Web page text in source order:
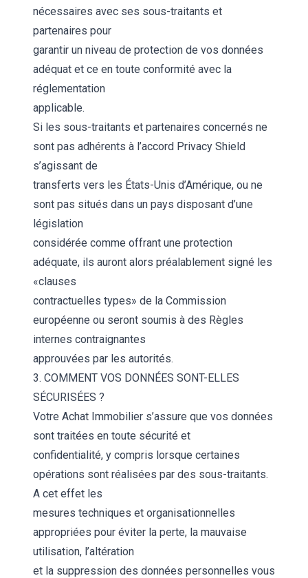
nécessaires avec ses sous-traitants et
partenaires pour
garantir un niveau de protection de vos données
adéquat et ce en toute conformité avec la
réglementation
applicable.
Si les sous-traitants et partenaires concernés ne
sont pas adhérents à l’accord Privacy Shield
s’agissant de
transferts vers les États-Unis d’Amérique, ou ne
sont pas situés dans un pays disposant d’une
législation
considérée comme offrant une protection
adéquate, ils auront alors préalablement signé les
«clauses
contractuelles types» de la Commission
européenne ou seront soumis à des Règles
internes contraignantes
approuvées par les autorités.
3. COMMENT VOS DONNÉES SONT-ELLES
SÉCURISÉES ?
Votre Achat Immobilier s’assure que vos données
sont traitées en toute sécurité et
confidentialité, y compris lorsque certaines
opérations sont réalisées par des sous-traitants.
A cet effet les
mesures techniques et organisationnelles
appropriées pour éviter la perte, la mauvaise
utilisation, l’altération
et la suppression des données personnelles vous